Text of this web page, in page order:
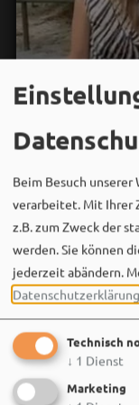
06. August
Sei wie Luisa &
Komm am 08.08.
Beim Besuch
verarbeitet. Mit Ihrer
z.B. zum Zweck der
werden. Sie können
jederzeit abändern.
Datenschutzerklärung
Technisch
↓ 1 Dienst
Marketing